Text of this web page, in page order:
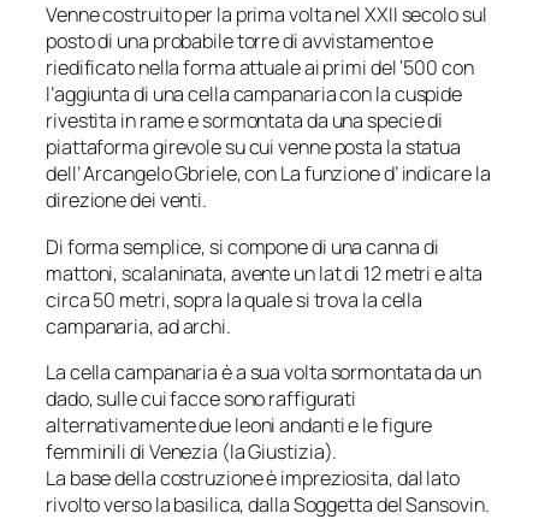
Venne costruito per la prima volta nel XXII secolo sul
posto di una probabile torre di avvistamento e
riedificato nella forma attuale ai primi del ‘500 con
l’aggiunta di una cella campanaria con la cuspide
rivestita in rame e sormontata da una specie di
piattaforma girevole su cui venne posta la statua
dell’ Arcangelo Gbriele, con La funzione d’ indicare la
direzione dei venti.
Di forma semplice, si compone di una canna di
mattoni, scalaninata, avente un lat di 12 metri e alta
circa 50 metri, sopra la quale si trova la cella
campanaria, ad archi.
La cella campanaria è a sua volta sormontata da un
dado, sulle cui facce sono raffigurati
alternativamente due leoni andanti e le figure
femminili di Venezia (la Giustizia).
La base della costruzione è impreziosita, dal lato
rivolto verso la basilica, dalla Soggetta del Sansovin.